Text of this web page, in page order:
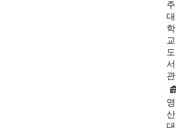
주
대
학
교
도
서
관
영
산